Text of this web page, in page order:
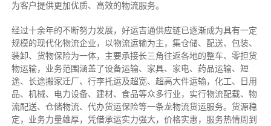
为客户提供更加优质、高效的物流服务。
经过十余年的不断努力发展，好运吉通供应链已逐渐成为具有一定
规模的现代化物流企业，以物流运输为主，集仓储、配送、包装、
装卸、货物保险为一体，主要承接长三角往返各地的整车、零担货
物运输，业务范围涵盖了设备运输、家具、家电、药品运输、短
途、长途搬家迁厂、行李托运及超宽、超高大件运输，化工、日用
品、机械、电力设备、建材、食品等众多行业，实行物流配载、物
流配送、仓储物流、代办货运保险等一条龙物流货运服务。货源稳
定，业务力量雄厚，凭借承运实力强大，价格实惠，服务热情周到